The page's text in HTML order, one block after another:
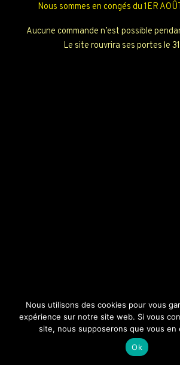
Nous sommes en congés du 1ER
Aucune commande n’est possible
Le site rouvrira ses portes le 31
Nous utilisons des cookies pour vous
expérience sur notre site web. Si vous
site, nous supposerons que vous en
Ok